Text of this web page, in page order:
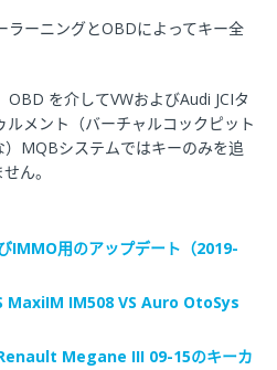
ーニングとOBDによってキー全
を介してVWおよびAudi JCIタ
メント（バーチャルコックピット
MQBシステムではキーのみを追
ん。
IMMO用のアップデート（2019-
IM508 VS Auro OtoSys
Megane III 09-15のキーカ